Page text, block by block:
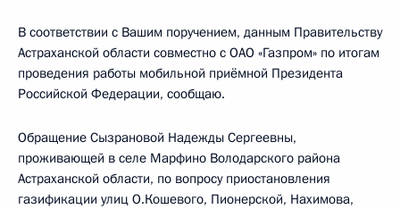
В соответствии с Вашим поручением, данным Правительству
Астраханской области совместно с ОАО «Газпром» по итогам
проведения работы мобильной приёмной Президента
Российской Федерации, сообщаю.
Обращение Сызрановой Надежды Сергеевны,
проживающей в селе Марфино Володарского района
Астраханской области, по вопросу приостановления
газификации улиц О.Кошевого, Пионерской, Нахимова,